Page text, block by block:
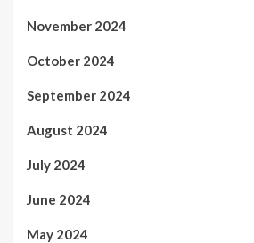
November 2024
October 2024
September 2024
August 2024
July 2024
June 2024
May 2024